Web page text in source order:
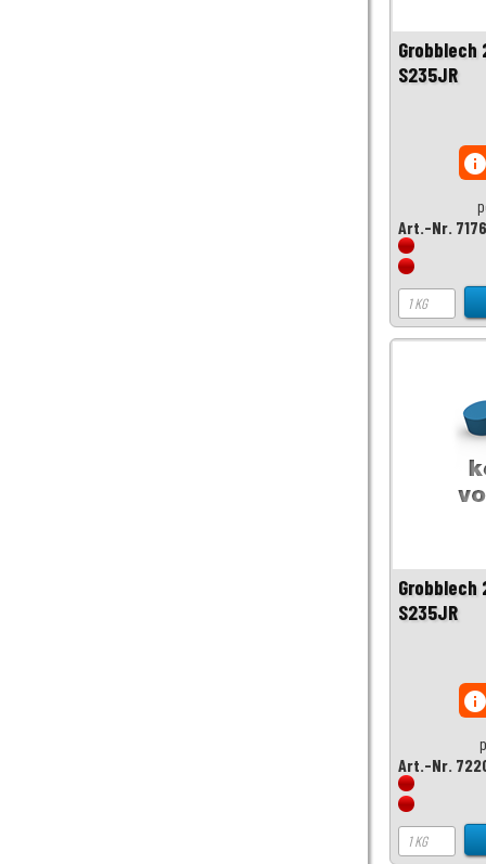
Grobblech
S235JR
Art.-Nr. 7176
Grobblech
S235JR
Art.-Nr.